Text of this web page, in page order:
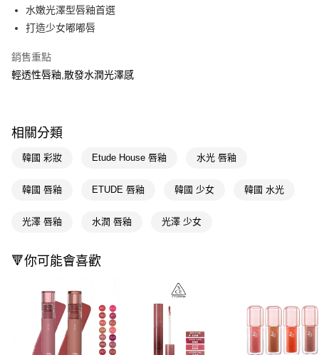
LINE Pay
Apple Pay
街口支付
AFTEE先享後付
相關說明
AFTEE先享後付是「在收到商品之後才付款」的支付方式。 讓您購物簡單
便利好安心！
２．便利：只要手機號碼，簡訊認證，即可結帳。
【「AFTEE先享後付」結帳流程】
結帳頁面，進行簡訊認證並確認金額後，即可完成結帳。
２．訂單成立數日內，您將收到繳費通知簡訊。
３．收到繳費通知簡訊後14天內，點擊此簡訊中的連結，可透過四大超商／
ATM／網路銀行／等多元方式進行付款，方視為交易完成。
※ 請注意：結帳手續完成當下不需立刻繳費，但若您需要取消訂單，請聯絡
購買商品的店家。未經商家同意取消之訂單仍視為有效，需透過AFTEE先享
運送方式
每筆NT$65，滿NT$390(含以上)免運費
每筆NT$65，滿NT$390(含以上)免運費
萊爾富取貨付款
每筆NT$65，滿NT$490(含以上)免運費
水嫩光澤型唇釉首選
打造少女嘟嘟唇
銷售重點
輕透性唇釉,散發水潤光澤感
相關分類
韓國 彩妝 Etude House 唇釉 水光 唇釉
韓國 唇釉 ETUDE 唇釉 韓國 少女 韓國 水光
光澤 唇釉 水潤 唇釉 光澤 少女
🔻你可能會喜歡